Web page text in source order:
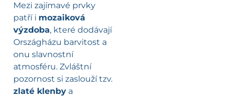
Mezi zajímavé prvky
patří i mozaiková
výzdoba, které dodávají
Országházu barvitost a
onu slavnostní
atmosféru. Zvláštní
pozornost si zaslouží tzv.
zlaté klenby a